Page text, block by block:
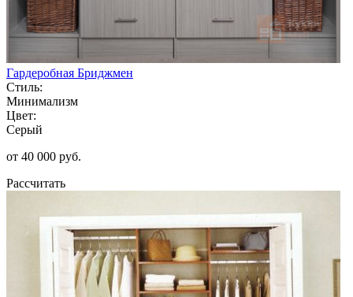
Гардеробная Бриджмен
Стиль:
Минимализм
Цвет:
Серый
от 40 000 руб.
Рассчитать